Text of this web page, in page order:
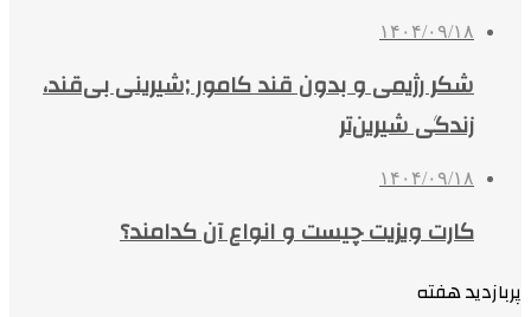
۱۴۰۴/۰۹/۱۸
شکر رژیمی و بدون قند کامور ;شیرینی بی‌قند،
زندگی شیرین‌تر
۱۴۰۴/۰۹/۱۸
کارت ویزیت چیست و انواع آن کدامند؟
پربازدید هفته